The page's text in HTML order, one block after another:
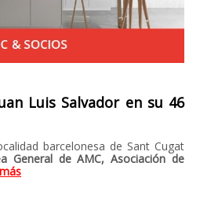
Luis Salvador en su 46
barcelonesa de Sant Cugat
General de AMC, Asociación de